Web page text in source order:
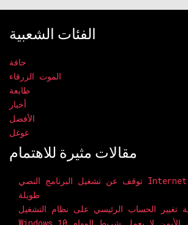
الفئات الشعبية
حافة
الموت الزرقاء
طابعة
أخبار
الأفضل
غوغل
مقالات مثيرة للاهتمام
توقف عن تشغيل البرنامج النصي Internet Explorer لفترة
طويلة